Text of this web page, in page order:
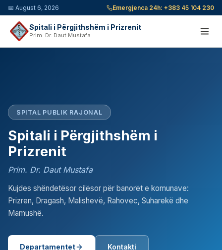
📅 August 6, 2026 Emergjenca 24h: +383 45 104 230
Spitali i Përgjithshëm i Prizrenit
Prim. Dr. Daut Mustafa
SPITAL PUBLIK RAJONAL
Spitali i Përgjithshëm i
Prizrenit
Prim. Dr. Daut Mustafa
Kujdes shëndetësor cilësor për banorët e komunave:
Prizren, Dragash, Malishevë, Rahovec, Suharekë dhe
Mamushë.
Departamentet Kontakti